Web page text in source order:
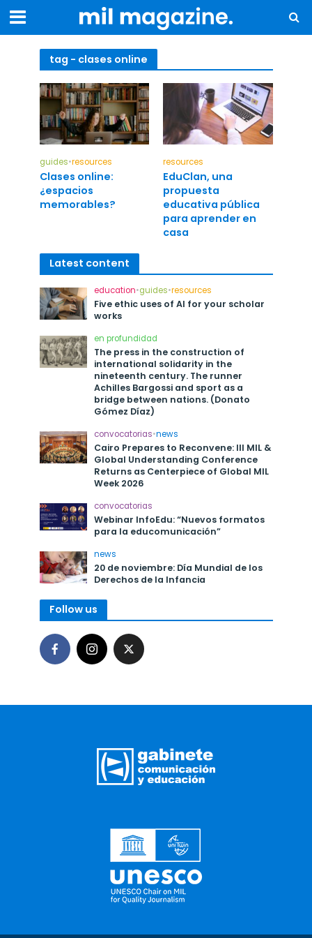
tag - clases online
guides•resources
Clases online:
¿espacios
memorables?
resources
EduClan, una
propuesta
educativa pública
para aprender en
casa
Latest content
education•guides•resources
Five ethic uses of AI for your scholar
works
en profundidad
The press in the construction of
international solidarity in the
nineteenth century. The runner
Achilles Bargossi and sport as a
bridge between nations. (Donato
Gómez Díaz)
convocatorias•news
Cairo Prepares to Reconvene: III MIL &
Global Understanding Conference
Returns as Centerpiece of Global MIL
Week 2026
convocatorias
Webinar InfoEdu: “Nuevos formatos
para la educomunicación”
news
20 de noviembre: Día Mundial de los
Derechos de la Infancia
Follow us